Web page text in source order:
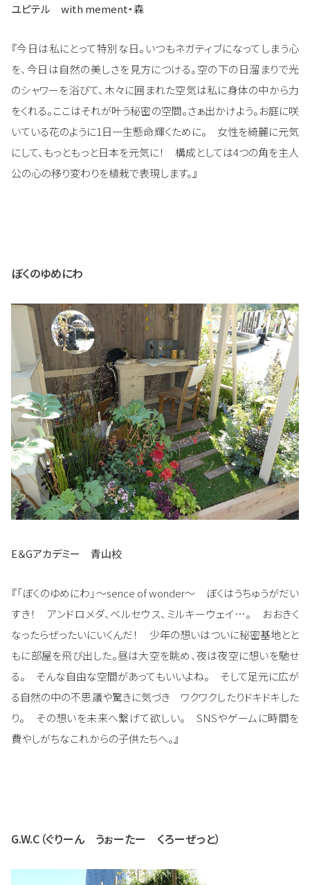
ユピテル with mement・森
『今日は私にとって特別な日。いつもネガティブになってしまう心
を、今日は自然の美しさを見方につける。空の下の日溜まりで光
のシャワーを浴びて、木々に囲まれた空気は私に身体の中から力
をくれる。ここはそれが叶う秘密の空間。さぁ出かけよう。お庭に咲
いている花のように1日一生懸命輝くために。 女性を綺麗に元気
にして、もっともっと日本を元気に！ 構成としては4つの角を主人
公の心の移り変わりを植栽で表現します。』
ぼくのゆめにわ
E＆Gアカデミー 青山校
『「ぼくのゆめにわ」～sence of wonder～ ぼくはうちゅうがだい
すき！ アンドロメダ、ベルセウス、ミルキーウェイ…。 おおきく
なったらぜったいにいくんだ！ 少年の想いはついに秘密基地とと
もに部屋を飛び出した。昼は大空を眺め、夜は夜空に想いを馳せ
る。 そんな自由な空間があってもいいよね。 そして足元に広が
る自然の中の不思議や驚きに気づき ワクワクしたりドキドキした
り。 その想いを未来へ繋げて欲しい。 SNSやゲームに時間を
費やしがちなこれからの子供たちへ。』
G.W.C（ぐりーん うぉーたー くろーぜっと）